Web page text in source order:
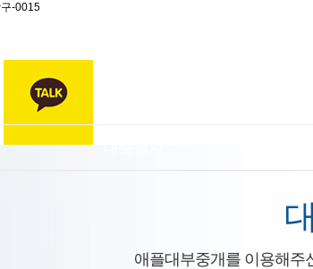
-0015
애플대부중개를 이용해주